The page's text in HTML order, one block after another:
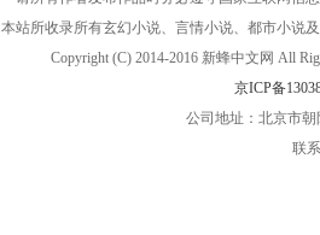
本站所收录所有玄幻小说、言情小说、都市小说
Copyright (C) 2014-2016 新蜂中文网 All
京ICP备
公司地址：北京市朝
联